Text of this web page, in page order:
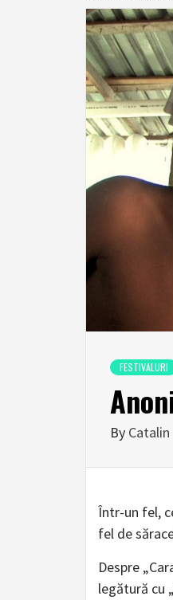
FESTIVALURI
By Catalin
Într-un fel,
fel de
Despre
legătură cu